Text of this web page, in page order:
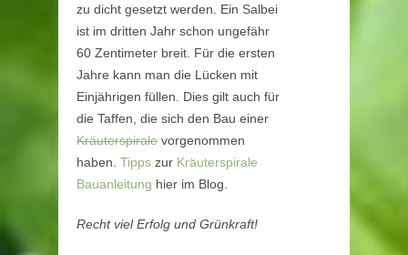
zu dicht gesetzt werden. Ein Salbei
ist im dritten Jahr schon ungefähr
60 Zentimeter breit. Für die ersten
Jahre kann man die Lücken mit
Einjährigen füllen. Dies gilt auch für
die Taffen, die sich den Bau einer
Kräuterspirale vorgenommen
haben. Tipps zur Kräuterspirale
Bauanleitung hier im Blog.
Recht viel Erfolg und Grünkraft!